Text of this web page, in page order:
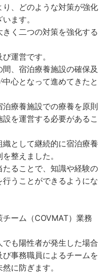
、どのような対策が強化
ます。
く二つの対策を強化する
運営です。
、宿泊療養施設の確保及
心となって進めてきたと
療養施設での療養を原則
を運営する必要があるこ
として継続的に宿泊療養
整えました。
ることで、知識や経験の
うことができるようにな
ーム（COVMAT）業務
も陽性者が発生した場合
事務職員によるチームを
に防ぎます。